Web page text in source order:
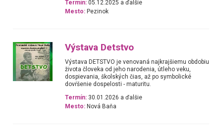
Termín: 05.12.2025 a ďalšie
Mesto: Pezinok
Výstava Detstvo
Výstava DETSTVO je venovaná najkrajšiemu obdobiu
života človeka od jeho narodenia, útleho veku,
dospievania, školských čias, až po symbolické
dovŕšenie dospelosti - maturitu.
Termín: 30.01.2026 a ďalšie
Mesto: Nová Baňa